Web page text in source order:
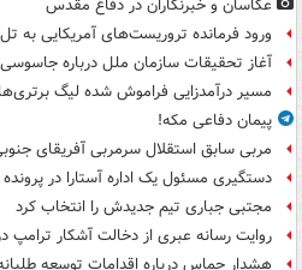
عکاسان و خبرنگاران در دفاع مقدس
ورود فرمانده تروریست‌های آمریکایی به
آغاز تحقیقات سازمان ملل درباره
مسیر درآمدزایی فراموش شده لیگ برتری‌ها
پیمان دفاعی مکه!
مربی سابق استقلال سرمربی آفریقای
دستگیری مسئول یک اداره آستارا در
مجتبی جباری تیم جدیدش را انتخاب کرد
روایت رسانه عبری از دخالت آشکار ترامپ
هشدار حماس درباره اقدامات توسعه